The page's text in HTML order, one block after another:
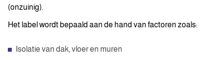
(onzuinig).
Het label wordt bepaald aan de hand van factoren zoals:
Isolatie van dak, vloer en muren